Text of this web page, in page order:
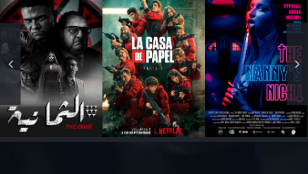
Eight
La Casa
de Papel:
Parte 5
The
Nanny’s
Night